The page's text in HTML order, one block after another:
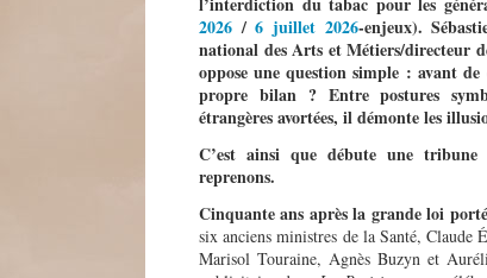
2026 /6 juillet 2026-enjeux).
national des Arts et Métiers/directeur
oppose une question simple : avant
propre bilan ? Entre postures
étrangères avortées, il démonte les
C’est ainsi que débute une
reprenons.
Cinquante ans après la grande loi
six anciens ministres de la Santé,
Marisol Touraine, Agnès Buzyn et